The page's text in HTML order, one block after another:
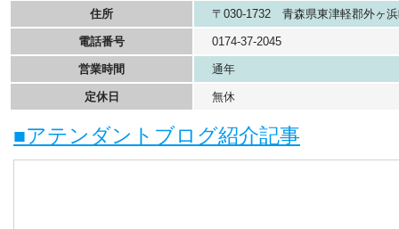
住所 〒030-1732 青森県東津軽郡外ヶ
電話番号 0174-37-2045
営業時間 通年
定休日 無休
■アテンダントブログ紹介記事